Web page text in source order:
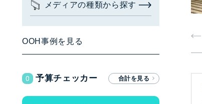
広告枠を探す
エリアから探す
メディアの種類から探す
OOH事例を見る
予算チェッカー
0